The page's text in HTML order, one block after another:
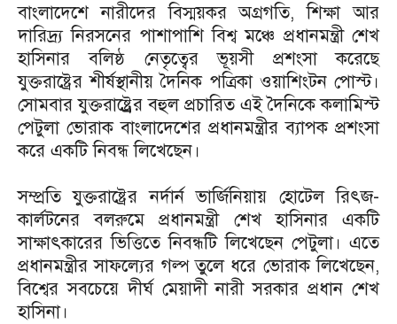
বাংলাদেশে নারীদের বিস্ময়কর অগ্রগতি, শিক্ষা আর
দারিদ্র্য নিরসনের পাশাপাশি বিশ্ব মঞ্চে প্রধানমন্ত্রী শেখ
হাসিনার বলিষ্ঠ নেতৃত্বের ভূয়সী প্রশংসা করেছে
যুক্তরাষ্ট্রের শীর্ষস্থানীয় দৈনিক পত্রিকা ওয়াশিংটন পোস্ট।
সোমবার যুক্তরাষ্ট্র্রের বহুল প্রচারিত এই দৈনিকে কলামিস্ট
পেটুলা ভোরাক বাংলাদেশের প্রধানমন্ত্রীর ব্যাপক প্রশংসা
করে একটি নিবন্ধ লিখেছেন।
সম্প্রতি যুক্তরাষ্ট্রের নর্দার্ন ভার্জিনিয়ায় হোটেল রিৎজ-
কার্লটনের বলরুমে প্রধানমন্ত্রী শেখ হাসিনার একটি
সাক্ষাৎকারের ভিত্তিতে নিবন্ধটি লিখেছেন পেটুলা। এতে
প্রধানমন্ত্রীর সাফল্যের গল্প তুলে ধরে ভোরাক লিখেছেন,
বিশ্বের সবচেয়ে দীর্ঘ মেয়াদী নারী সরকার প্রধান শেখ
হাসিনা।